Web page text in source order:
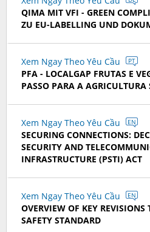
QIMA MIT VFI - GREEN
ZU EU-LABELLING UND
Xem Ngay Theo Yêu Cầu PT
PFA - LOCALGAP FRUTAS E
PASSO PARA A AGRICULTURA
Xem Ngay Theo Yêu Cầu EN
SECURING CONNECTIONS:
SECURITY AND
INFRASTRUCTURE (PSTI) ACT
Xem Ngay Theo Yêu Cầu EN
OVERVIEW OF KEY
SAFETY STANDARD